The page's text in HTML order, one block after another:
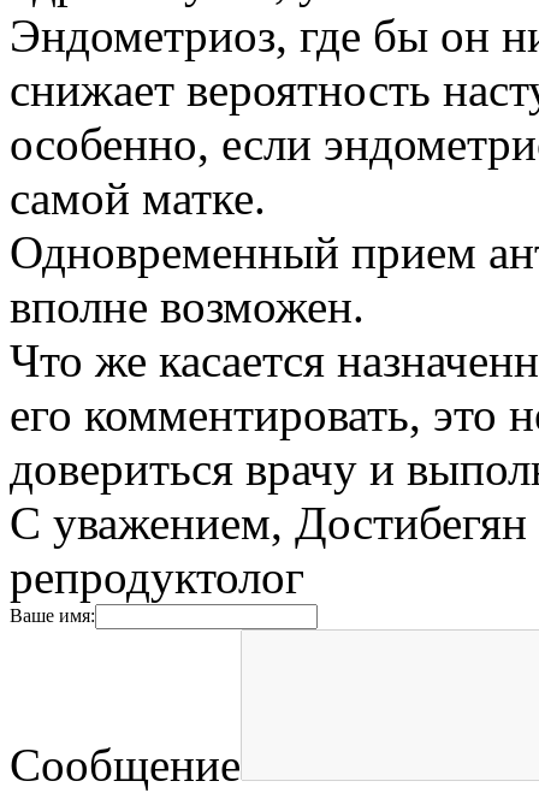
Эндометриоз, где бы он
снижает вероятность
особенно, если
самой матке.
Одновременный прием
вполне возможен.
Что же касается
его комментировать, это
довериться врачу и
С уважением,
репродуктолог
Ваше имя:
Сообщение